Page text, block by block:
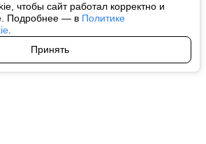
чтобы сайт работал корректно и
Подробнее — в Политике
Принять